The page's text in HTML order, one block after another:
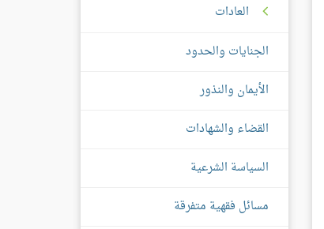
العادات
الجنايات والحدود
الأيمان والنذور
القضاء والشهادات
السياسة الشرعية
مسائل فقهية متفرقة